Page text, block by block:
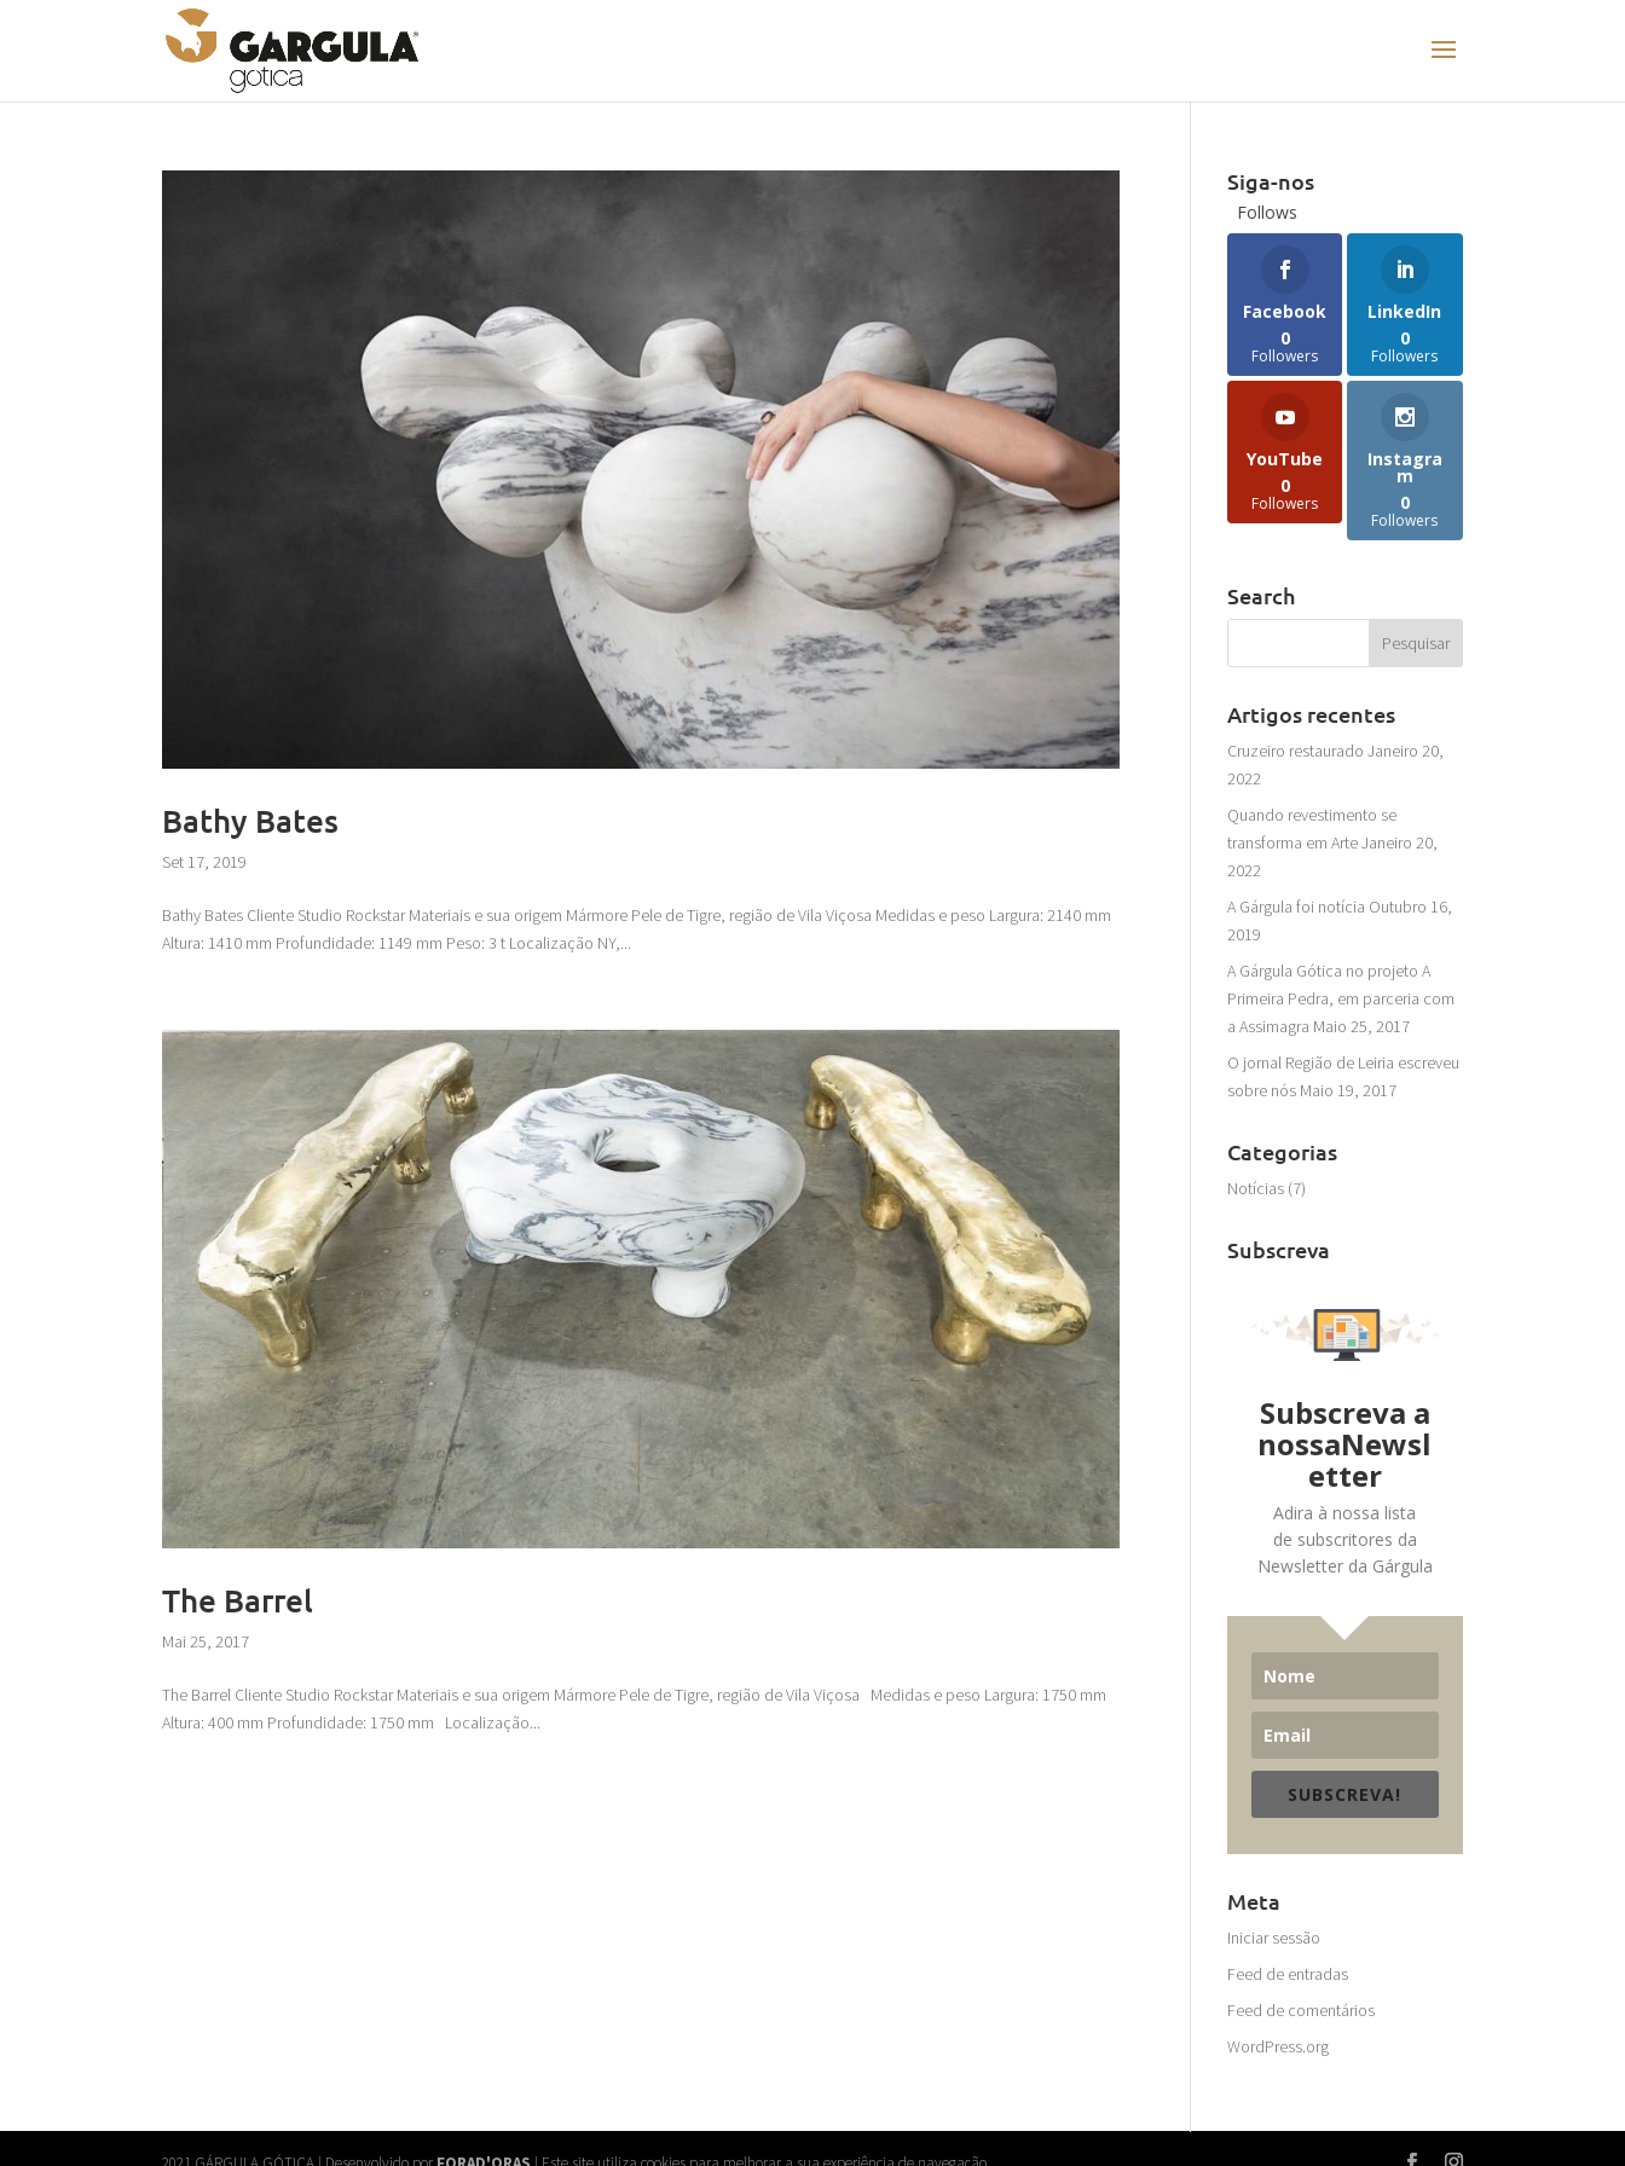
Bathy Bates
Set 17, 2019
Bathy Bates Cliente Studio Rockstar Materiais e sua origem Mármore Pele de Tigre, região de Vila Viçosa Medidas e peso Largura: 2140 mm
Altura: 1410 mm Profundidade: 1149 mm Peso: 3 t Localização NY,...
The Barrel
Mai 25, 2017
The Barrel Cliente Studio Rockstar Materiais e sua origem Mármore Pele de Tigre, região de Vila Viçosa Medidas e peso Largura: 1750 mm
Altura: 400 mm Profundidade: 1750 mm Localização...
Siga-nos
Follows
Facebook
0
Followers
LinkedIn
0
Followers
YouTube
0
Followers
Instagra
m
0
Followers
Search
Artigos recentes
Cruzeiro restaurado Janeiro 20,
2022
Quando revestimento se
transforma em ArteJaneiro 20,
2022
A Gárgula foi notícia Outubro 16,
2019
A Gárgula Gótica no projeto A
Primeira Pedra, em parceria com
a Assimagra Maio 25, 2017
O jornal Região de Leiria escreveu
sobre nós Maio 19, 2017
Categorias
Notícias (7)
Subscreva
Subscreva a
nossaNewsl
etter
Adira à nossa lista
de subscritores da
Newsletter da Gárgula
SUBSCREVA!
Meta
Iniciar sessão
Feed de entradas
Feed de comentários
WordPress.org